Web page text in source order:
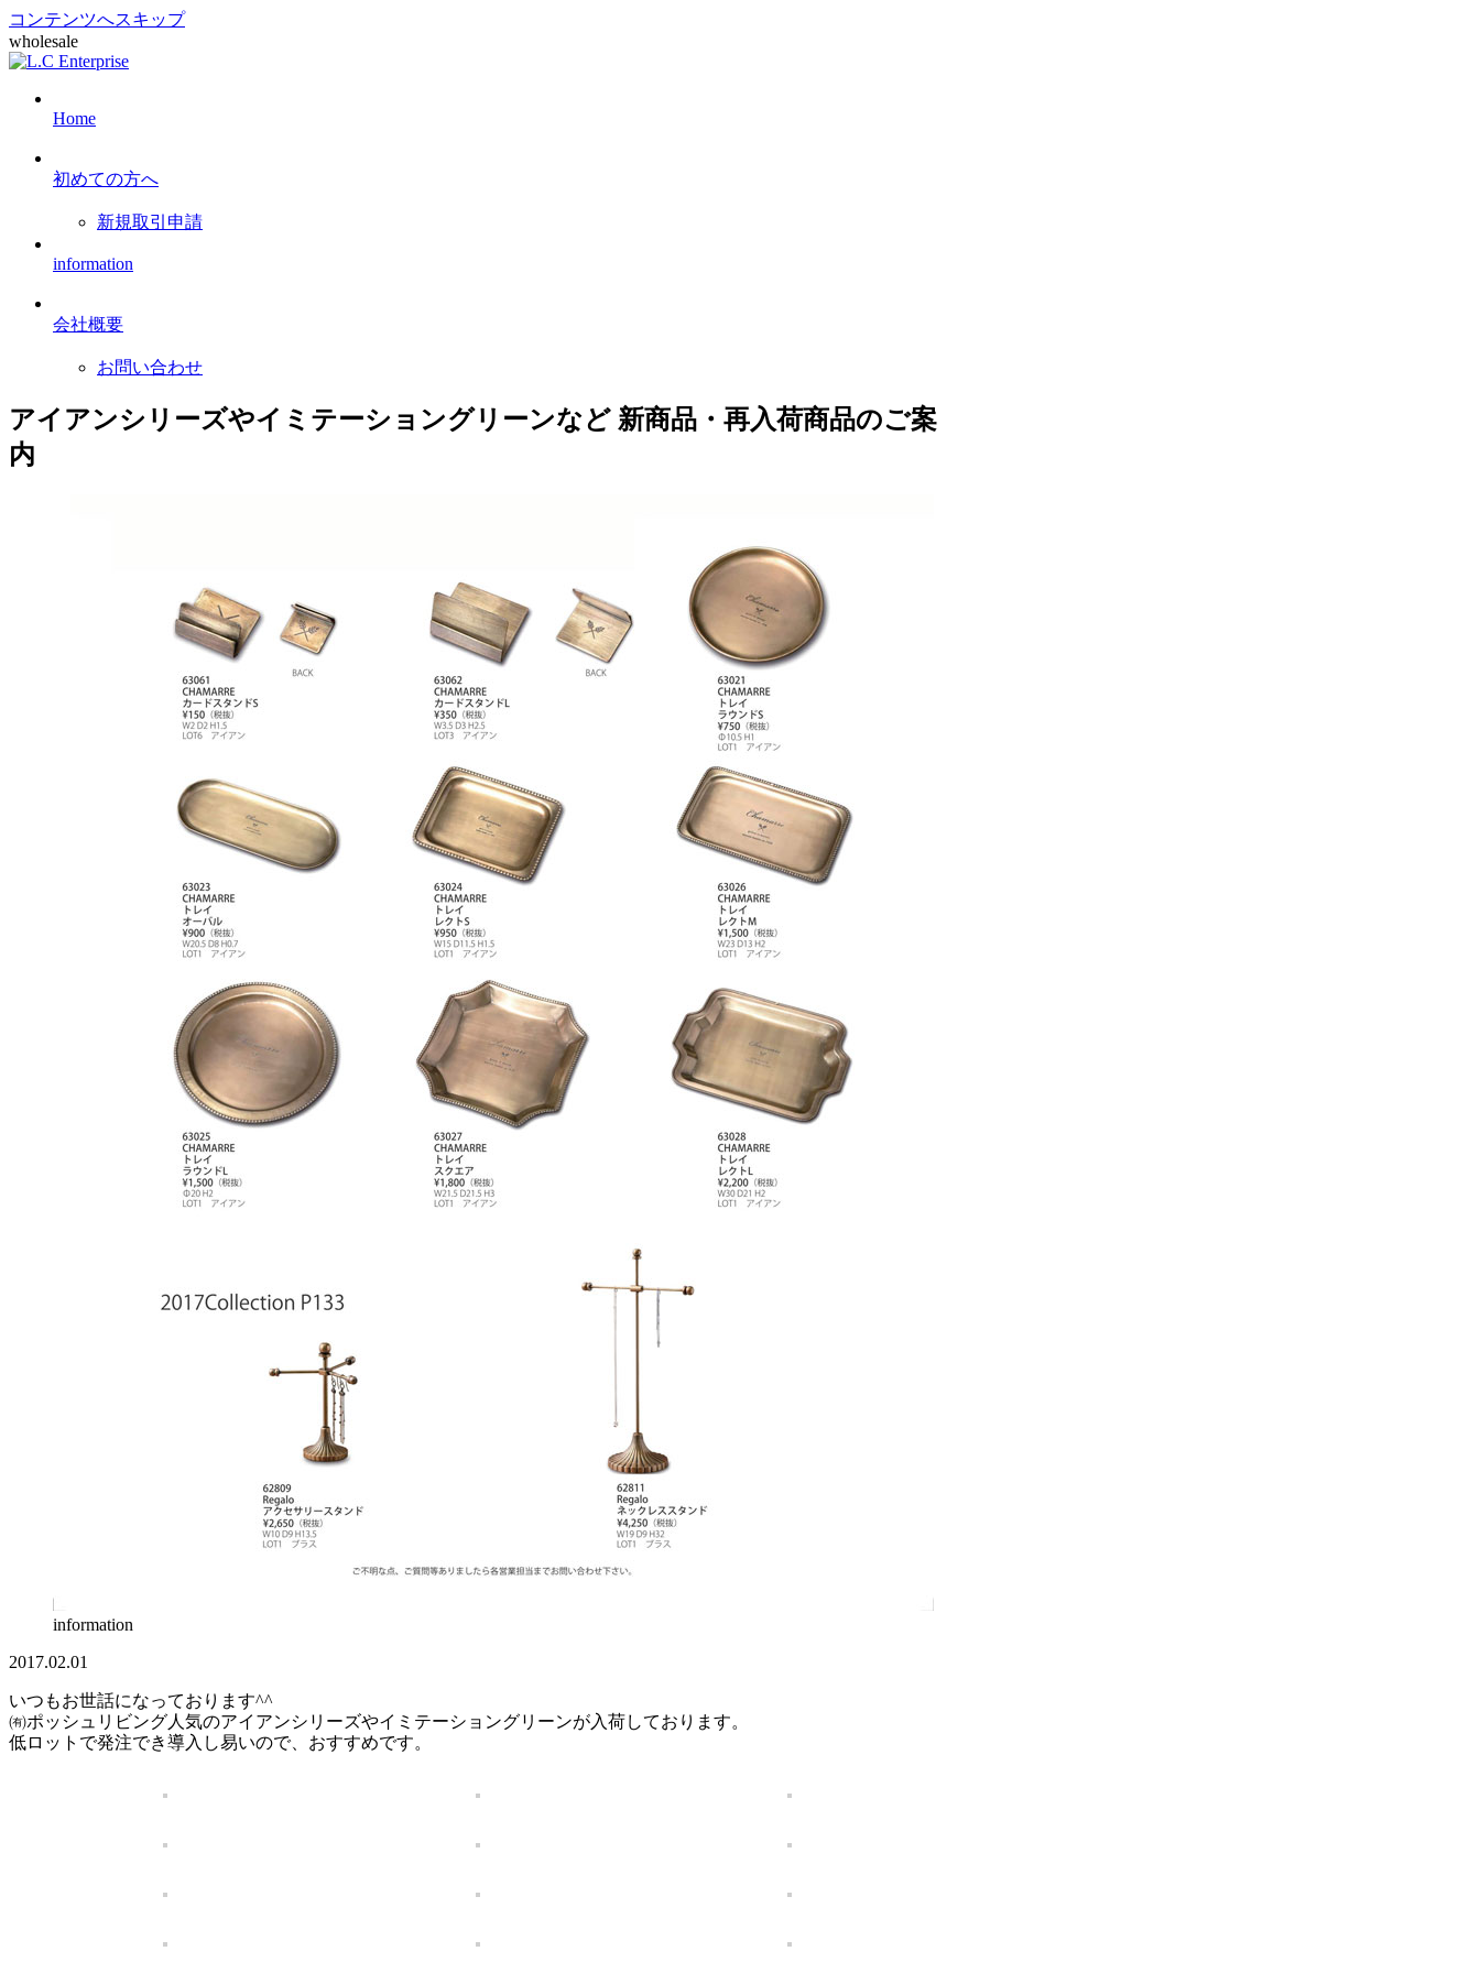
コンテンツへスキップ
wholesale
Home
初めての方へ
新規取引申請
information
会社概要
お問い合わせ
アイアンシリーズやイミテーショングリーンなど 新商品・再入荷商品のご案
内
information
2017.02.01
いつもお世話になっております^^
㈲ポッシュリビング人気のアイアンシリーズやイミテーショングリーンが入荷しております。
低ロットで発注でき導入し易いので、おすすめです。